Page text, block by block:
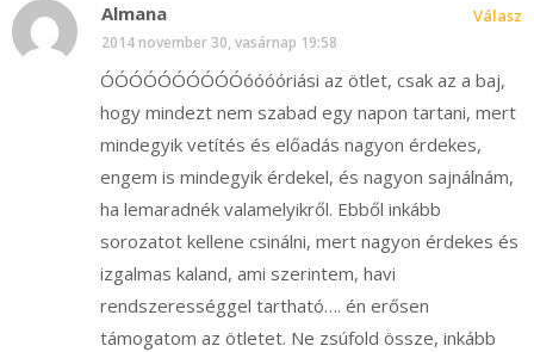
Almana
2014 november 30, vasárnap 19:58
ÓÓÓÓÓÓÓÓÓÓóóóóriási az ötlet, csak az a baj,
hogy mindezt nem szabad egy napon tartani, mert
mindegyik vetítés és előadás nagyon érdekes,
engem is mindegyik érdekel, és nagyon sajnálnám,
ha lemaradnék valamelyikről. Ebből inkább
sorozatot kellene csinálni, mert nagyon érdekes és
izgalmas kaland, ami szerintem, havi
rendszerességgel tartható…. én erősen
támogatom az ötletet. Ne zsúfold össze, inkább
Válasz